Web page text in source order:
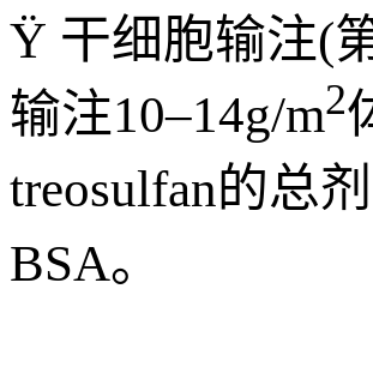
Ÿ 干细胞输注(
输注10–14g/m2
treosulfan的总
BSA。